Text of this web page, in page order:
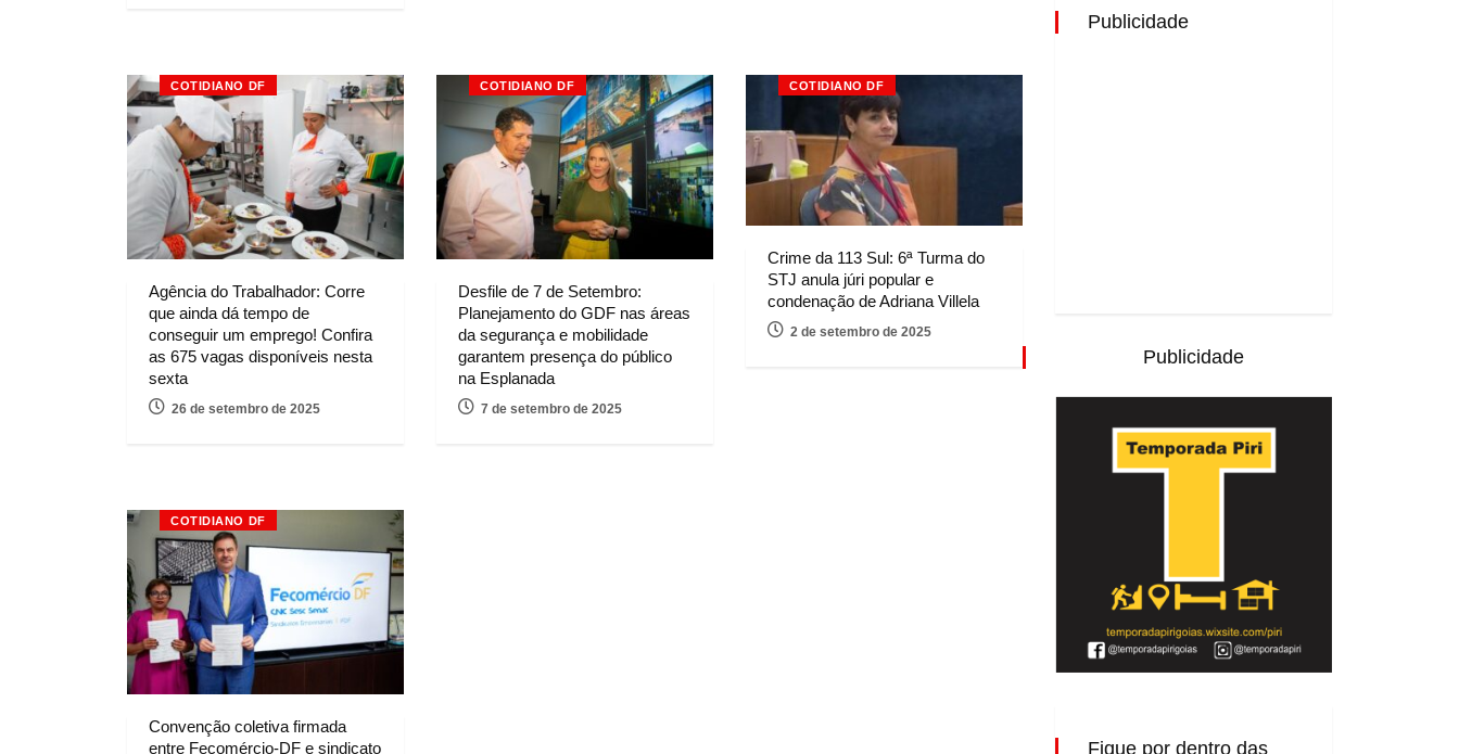
COTIDIANO DF
Agência do Trabalhador: Corre
que ainda dá tempo de
conseguir um emprego! Confira
as 675 vagas disponíveis nesta
sexta
26 de setembro de 2025
COTIDIANO DF
Desfile de 7 de Setembro:
Planejamento do GDF nas áreas
da segurança e mobilidade
garantem presença do público
na Esplanada
7 de setembro de 2025
COTIDIANO DF
Crime da 113 Sul: 6ª Turma do
STJ anula júri popular e
condenação de Adriana Villela
2 de setembro de 2025
COTIDIANO DF
Convenção coletiva firmada
entre Fecomércio-DF e sindicato
Publicidade
Publicidade
Fique por dentro das